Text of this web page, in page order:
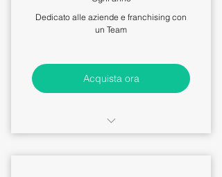
Dedicato alle aziende e franchising con
un Team
Acquista ora